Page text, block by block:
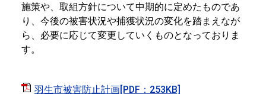
施策や、取組方針について中期的に定めたものであ
り、今後の被害状況や捕獲状況の変化を踏まえなが
ら、必要に応じて変更していくものとなっておりま
す。
羽生市被害防止計画[PDF：253KB]